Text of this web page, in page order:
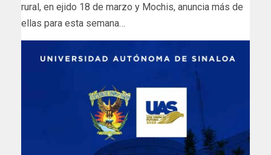
rural, en ejido 18 de marzo y Mochis, anuncia más de
ellas para esta semana…